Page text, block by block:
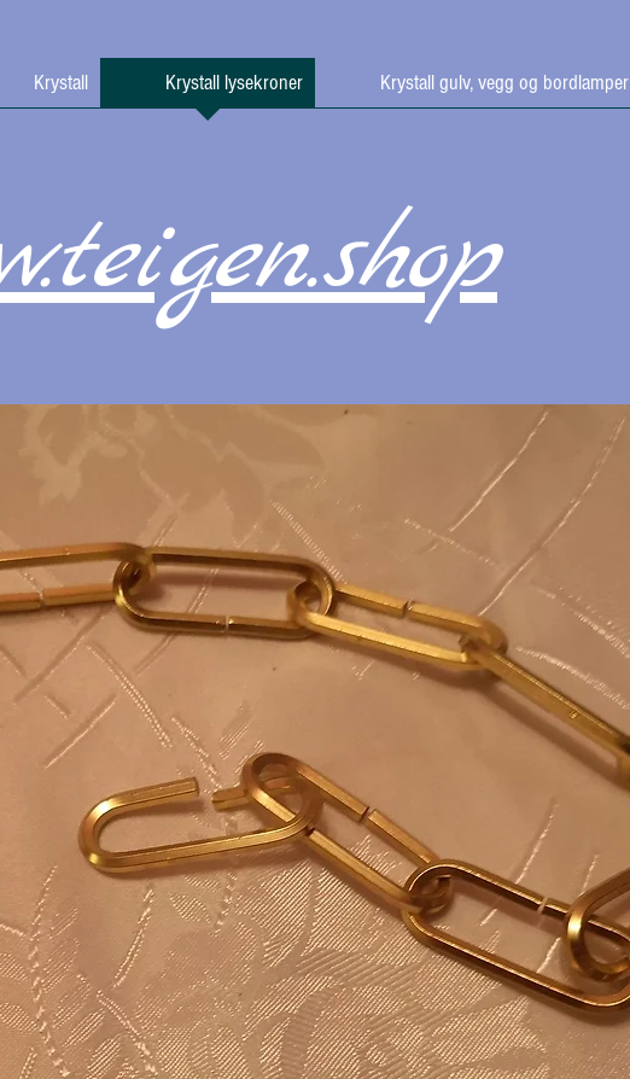
Krystall Krystall lysekroner Krystall gulv, vegg og bordlamper